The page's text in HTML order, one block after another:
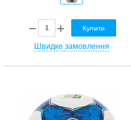
Купити
Швидке замовлення